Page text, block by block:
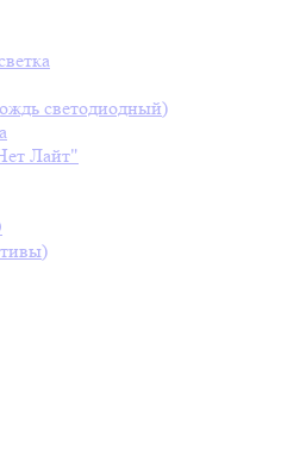
светодиодный)
Лайт"